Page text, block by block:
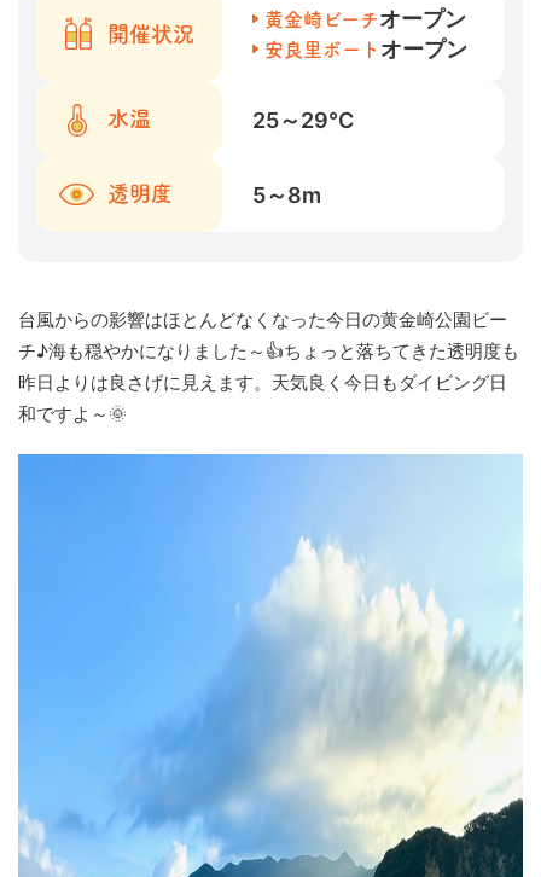
開催状況
黄金崎ビーチオープン
安良里ボート オープン
水温 25～29℃
透明度 5～8m
台風からの影響はほとんどなくなった今日の黄金崎公園ビー
チ♪海も穏やかになりました～👍ちょっと落ちてきた透明度も
昨日よりは良さげに見えます。天気良く今日もダイビング日
和ですよ～🌞